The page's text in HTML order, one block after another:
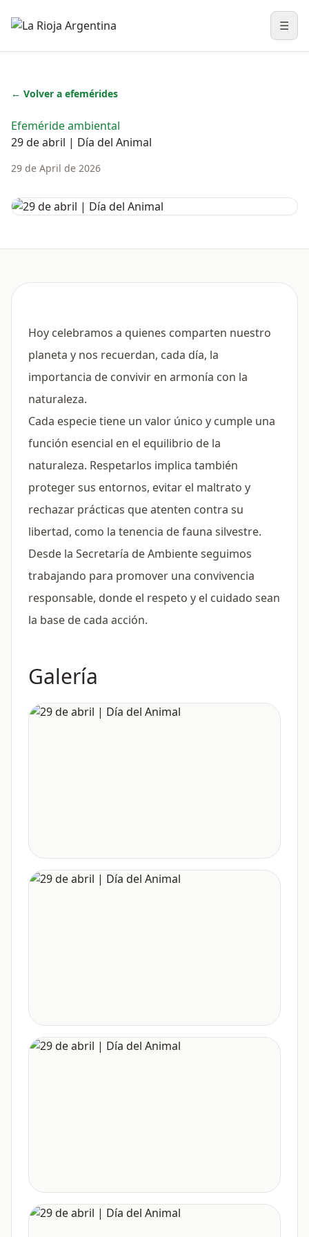
☰
← Volver a efemérides
Efeméride ambiental
29 de abril | Día del Animal
29 de April de 2026
Hoy celebramos a quienes comparten nuestro
planeta y nos recuerdan, cada día, la
importancia de convivir en armonía con la
naturaleza.
Cada especie tiene un valor único y cumple una
función esencial en el equilibrio de la
naturaleza. Respetarlos implica también
proteger sus entornos, evitar el maltrato y
rechazar prácticas que atenten contra su
libertad, como la tenencia de fauna silvestre.
Desde la Secretaría de Ambiente seguimos
trabajando para promover una convivencia
responsable, donde el respeto y el cuidado sean
la base de cada acción.
Galería